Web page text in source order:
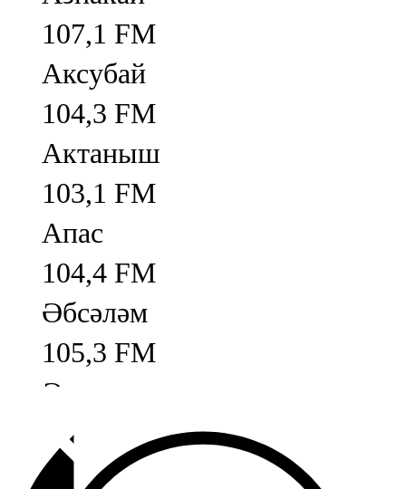
107,1 FM
Аксубай
104,3 FM
Актаныш
103,1 FM
Апас
104,4 FM
Әбсәләм
105,3 FM
Әлмәт
92,9 FM
Базарлы матак